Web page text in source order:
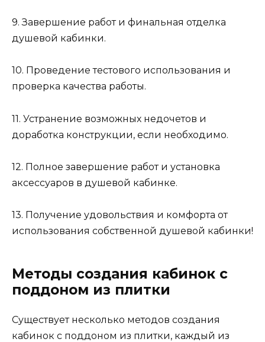
9. Завершение работ и финальная отделка
душевой кабинки.
10. Проведение тестового использования и
проверка качества работы.
11. Устранение возможных недочетов и
доработка конструкции, если необходимо.
12. Полное завершение работ и установка
аксессуаров в душевой кабинке.
13. Получение удовольствия и комфорта от
использования собственной душевой кабинки!
Методы создания кабинок с
поддоном из плитки
Существует несколько методов создания
кабинок с поддоном из плитки, каждый из